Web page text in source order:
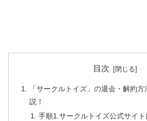
目次
「サークルトイズ」の退会・解約
説！
手順1.サークルトイズ公式サイト